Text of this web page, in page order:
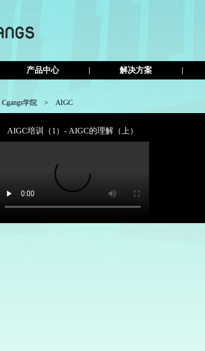
产品中心 | 解决方案 |
Cgangs学院 > AIGC
AIGC培训（1）- AIGC的理解（上）